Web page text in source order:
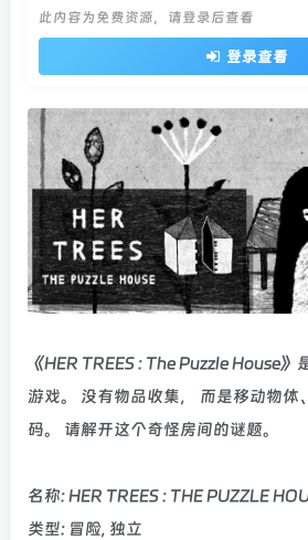
此内容为免费资源，请登录后查看
登录查看
《HER TREES : The Puzzle House
游戏。 没有物品收集， 而是移动物体
码。 请解开这个奇怪房间的谜题。
名称: HER TREES : THE PUZZLE
类型: 冒险, 独立